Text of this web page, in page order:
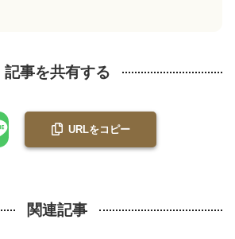
記事を共有する
URLをコピー
関連記事